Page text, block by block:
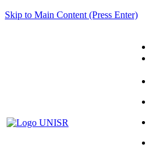
Skip to Main Content (Press Enter)